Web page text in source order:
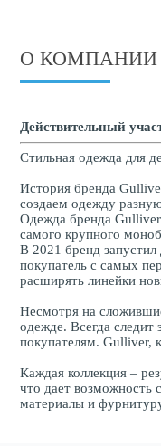
О КОМПАНИИ
Действительный
Стильная одежда для
История бренда
создаем одежду
Одежда бренда Gulliver
самого крупного
В 2021 бренд
покупатель с самых
расширять линейки
Несмотря на
одежде. Всегда следит
покупателям. Gulliver,
Каждая коллекция –
что дает возможность
материалы и